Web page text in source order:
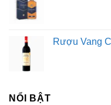
Rượu Vang
NỔI BẬT